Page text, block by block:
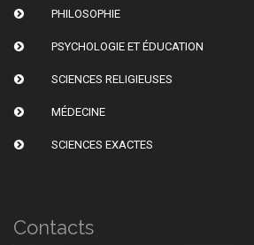
PHILOSOPHIE
PSYCHOLOGIE ET ÉDUCATION
SCIENCES RELIGIEUSES
MÉDECINE
SCIENCES EXACTES
Contacts